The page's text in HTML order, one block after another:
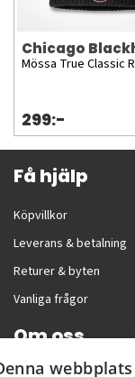
Chicago
Mössa True Classic
299:-
Få hjälp
Köpvillkor
Leverans & betalning
Returer & byten
Vanliga frågor
Om oss